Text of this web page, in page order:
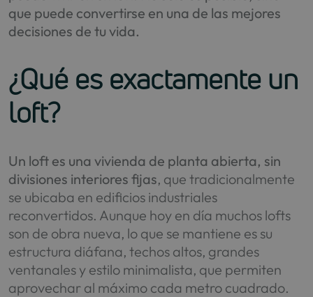
que puede convertirse en una de las mejores
decisiones de tu vida.
¿Qué es exactamente un
loft?
Un loft es una vivienda de planta abierta, sin
divisiones interiores fijas, que tradicionalmente
se ubicaba en edificios industriales
reconvertidos. Aunque hoy en día muchos lofts
son de obra nueva, lo que se mantiene es su
estructura diáfana, techos altos, grandes
ventanales y estilo minimalista, que permiten
aprovechar al máximo cada metro cuadrado.